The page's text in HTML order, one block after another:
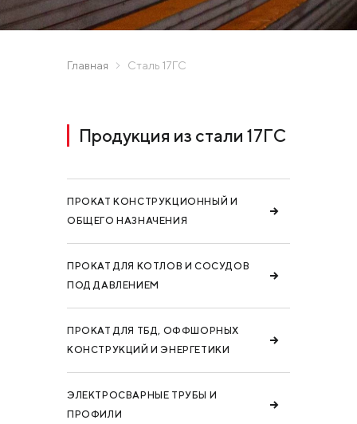
Главная Сталь 17ГС
Продукция из стали 17ГС
ПРОКАТ КОНСТРУКЦИОННЫЙ И
ОБЩЕГО НАЗНАЧЕНИЯ
ПРОКАТ ДЛЯ КОТЛОВ И СОСУДОВ
ПОД ДАВЛЕНИЕМ
ПРОКАТ ДЛЯ ТБД, ОФФШОРНЫХ
КОНСТРУКЦИЙ И ЭНЕРГЕТИКИ
ЭЛЕКТРОСВАРНЫЕ ТРУБЫ И
ПРОФИЛИ